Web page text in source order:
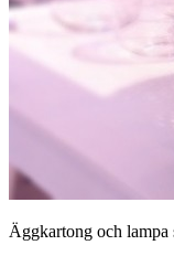
Äggkartong och lampa